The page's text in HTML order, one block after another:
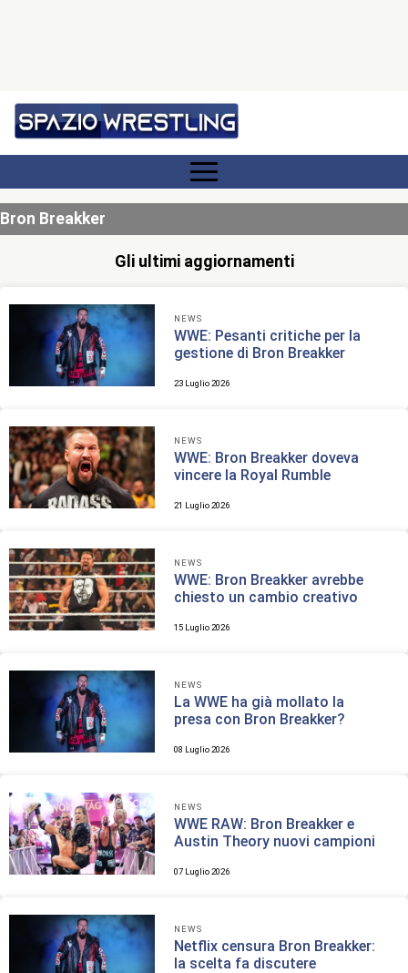
Bron Breakker
Gli ultimi aggiornamenti
NEWS
WWE: Pesanti critiche per la
gestione di Bron Breakker
23 Luglio 2026
NEWS
WWE: Bron Breakker doveva
vincere la Royal Rumble
21 Luglio 2026
NEWS
WWE: Bron Breakker avrebbe
chiesto un cambio creativo
15 Luglio 2026
NEWS
La WWE ha già mollato la
presa con Bron Breakker?
08 Luglio 2026
NEWS
WWE RAW: Bron Breakker e
Austin Theory nuovi campioni
07 Luglio 2026
NEWS
Netflix censura Bron Breakker:
la scelta fa discutere